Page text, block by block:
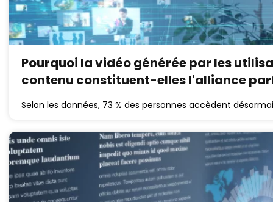
Pourquoi la vidéo générée par les
contenu constituent-elles l'alliance
Selon les données, 73 % des personnes accèdent